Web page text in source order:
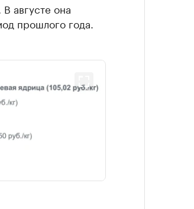
августе она
прошлого года.